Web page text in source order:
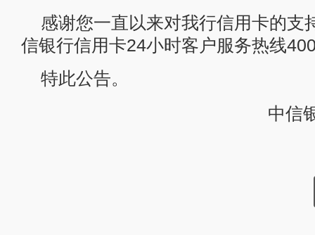
感谢您一直以来对我行信用卡的支
信银行信用卡24小时客户服务热线
特此公告。
中信